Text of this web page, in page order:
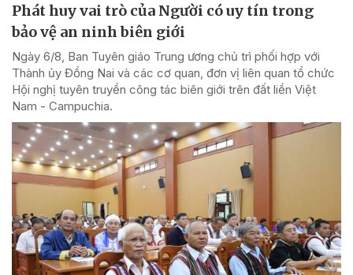
Phát huy vai trò của Người có uy tín trong
bảo vệ an ninh biên giới
Ngày 6/8, Ban Tuyên giáo Trung ương chủ trì phối hợp với
Thành ủy Đồng Nai và các cơ quan, đơn vị liên quan tổ chức
Hội nghị tuyên truyền công tác biên giới trên đất liền Việt
Nam - Campuchia.